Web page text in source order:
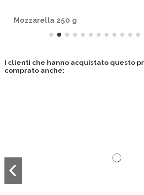
Mozzarella 250 g
I clienti che hanno acquistato questo
comprato anche: